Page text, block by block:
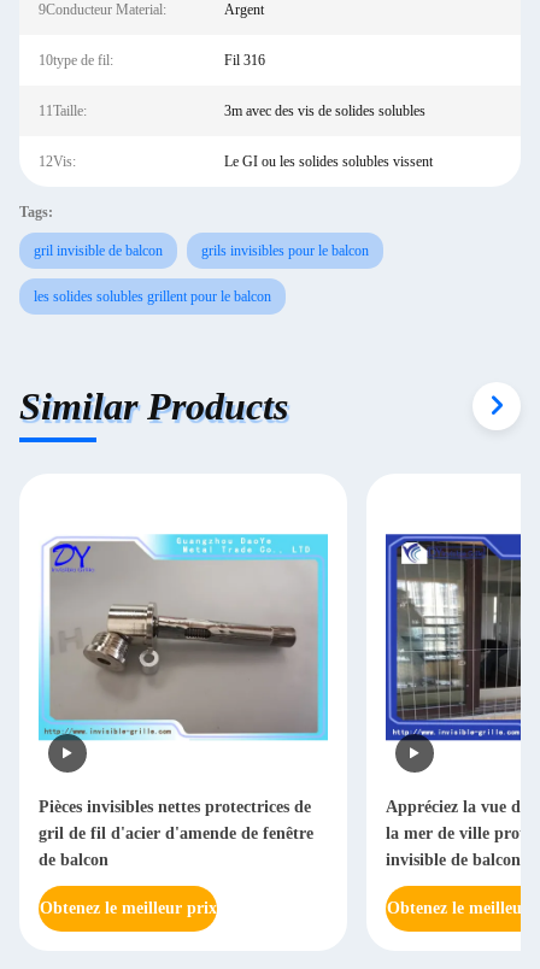
9Conducteur Material: Argent
10type de fil: Fil 316
11Taille: 3m avec des vis de solides solubles
12Vis: Le GI ou les solides solubles vissent
Tags:
gril invisible de balcon grils invisibles pour le balcon
les solides solubles grillent pour le balcon
Similar Products
Pièces invisibles nettes protectrices de
gril de fil d'acier d'amende de fenêtre
de balcon
Obtenez le meilleur prix
Appréciez la vue de
la mer de ville
invisible de balcon
Obtenez le meilleur